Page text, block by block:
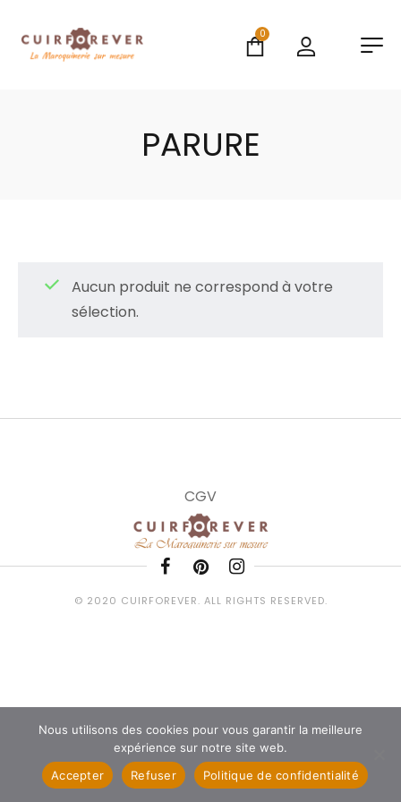
0
PARURE
Aucun produit ne correspond à votre
sélection.
CGV
© 2020 CUIRFOREVER. ALL RIGHTS RESERVED.
Nous utilisons des cookies pour vous garantir la meilleure
expérience sur notre site web.
Accepter
Refuser Politique de confidentialité